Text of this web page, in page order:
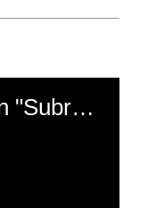
El mal momento de Yanina Gasañol con un hincha argentino en "Subrayado"